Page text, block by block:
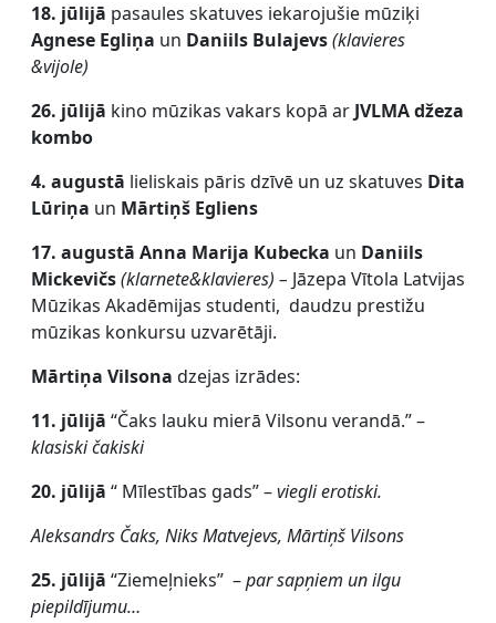
18. jūlijā pasaules skatuves iekarojušie mūziķi
Agnese Egliņa un Daniils Bulajevs(klavieres
&vijole)
26. jūlijā kino mūzikas vakars kopā ar JVLMA džeza
kombo
4. augustā lieliskais pāris dzīvē un uz skatuves Dita
Lūriņa un Mārtiņš Egliens
17. augustā Anna Marija Kubecka un Daniils
Mickevičs(klarnete&klavieres) – Jāzepa Vītola Latvijas
Mūzikas Akadēmijas studenti, daudzu prestižu
mūzikas konkursu uzvarētāji.
Mārtiņa Vilsona dzejas izrādes:
11. jūlijā “Čaks lauku mierā Vilsonu verandā.” –
klasiski čakiski
20. jūlijā “ Mīlestības gads” –viegli erotiski.
Aleksandrs Čaks, Niks Matvejevs, Mārtiņš Vilsons
25. jūlijā “Ziemeļnieks” –par sapņiem un ilgu
piepildījumu…